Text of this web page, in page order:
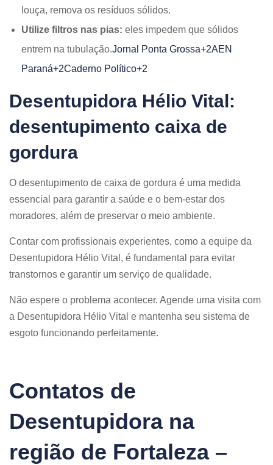
louça, remova os resíduos sólidos.​
Utilize filtros nas pias: eles impedem que sólidos
entrem na tubulação.​Jornal Ponta Grossa+2AEN
Paraná+2Caderno Político+2
Desentupidora Hélio Vital:
desentupimento caixa de
gordura
O desentupimento de caixa de gordura é uma medida
essencial para garantir a saúde e o bem-estar dos
moradores, além de preservar o meio ambiente.
Contar com profissionais experientes, como a equipe da
Desentupidora Hélio Vital, é fundamental para evitar
transtornos e garantir um serviço de qualidade.​
Não espere o problema acontecer. Agende uma visita com
a Desentupidora Hélio Vital e mantenha seu sistema de
esgoto funcionando perfeitamente.​
Contatos de
Desentupidora na
região de Fortaleza –